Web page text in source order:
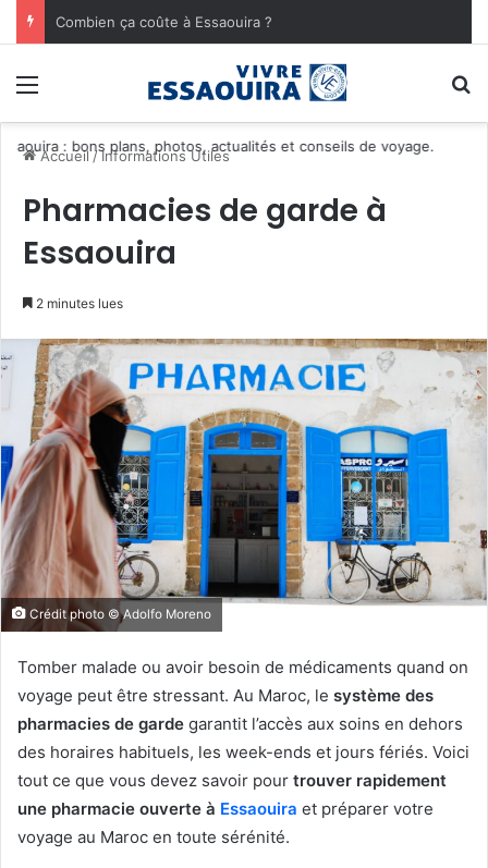
Combien ça coûte à Essaouira ?
Accueil /Informations Utiles
Pharmacies de garde à
Essaouira
2 minutes lues
Crédit photo © Adolfo Moreno
Tomber malade ou avoir besoin de médicaments quand on
voyage peut être stressant. Au Maroc, le système des
pharmacies de garde garantit l’accès aux soins en dehors
des horaires habituels, les week-ends et jours fériés. Voici
tout ce que vous devez savoir pour trouver rapidement
une pharmacie ouverte à Essaouira et préparer votre
voyage au Maroc en toute sérénité.